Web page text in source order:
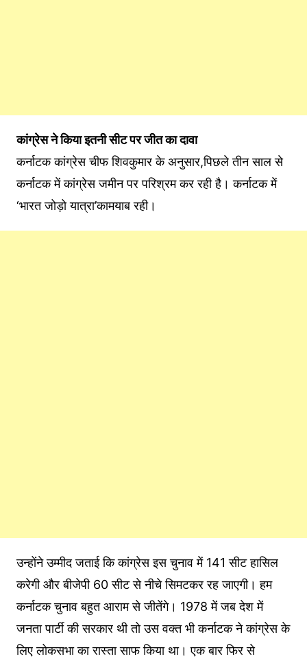
कांग्रेस ने किया इतनी सीट पर जीत का दावा
कर्नाटक कांग्रेस चीफ शिवकुमार के अनुसार,पिछले तीन साल से
कर्नाटक में कांग्रेस जमीन पर परिश्रम कर रही है। कर्नाटक में
‘भारत जोड़ो यात्रा’कामयाब रही।
उन्होंने उम्मीद जताई कि कांग्रेस इस चुनाव में 141 सीट हासिल
करेगी और बीजेपी 60 सीट से नीचे सिमटकर रह जाएगी। हम
कर्नाटक चुनाव बहुत आराम से जीतेंगे। 1978 में जब देश में
जनता पार्टी की सरकार थी तो उस वक्त भी कर्नाटक ने कांग्रेस के
लिए लोकसभा का रास्ता साफ किया था। एक बार फिर से